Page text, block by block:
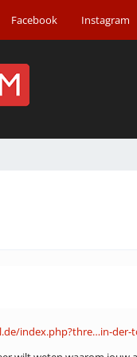
Facebook Instagram
index.php?thre…in-der-